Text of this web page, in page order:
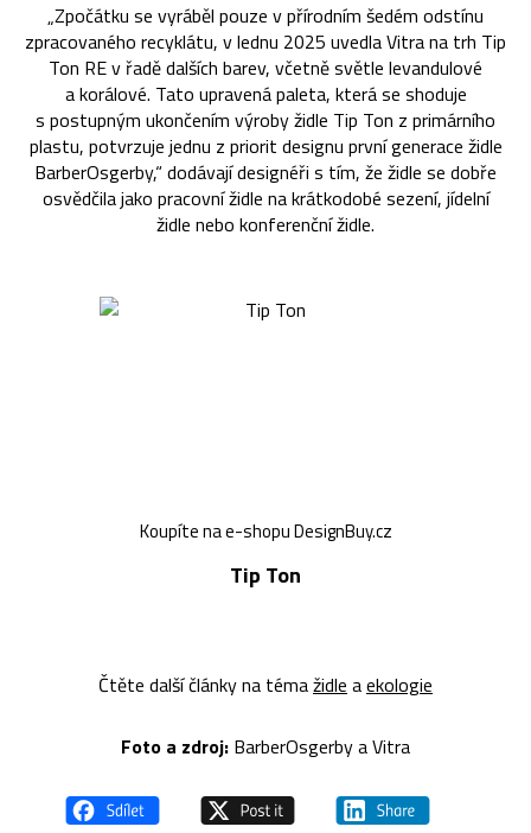
„Zpočátku se vyráběl pouze v přírodním šedém odstínu
zpracovaného recyklátu, v lednu 2025 uvedla Vitra na trh Tip
Ton RE v řadě dalších barev, včetně světle levandulové
a korálové. Tato upravená paleta, která se shoduje
s postupným ukončením výroby židle Tip Ton z primárního
plastu, potvrzuje jednu z priorit designu první generace židle
BarberOsgerby,“ dodávají designéři s tím, že židle se dobře
osvědčila jako pracovní židle na krátkodobé sezení, jídelní
židle nebo konferenční židle.
Koupíte na e-shopu DesignBuy.cz
Tip Ton
Čtěte další články na témažidle aekologie
Foto a zdroj: BarberOsgerby a Vitra